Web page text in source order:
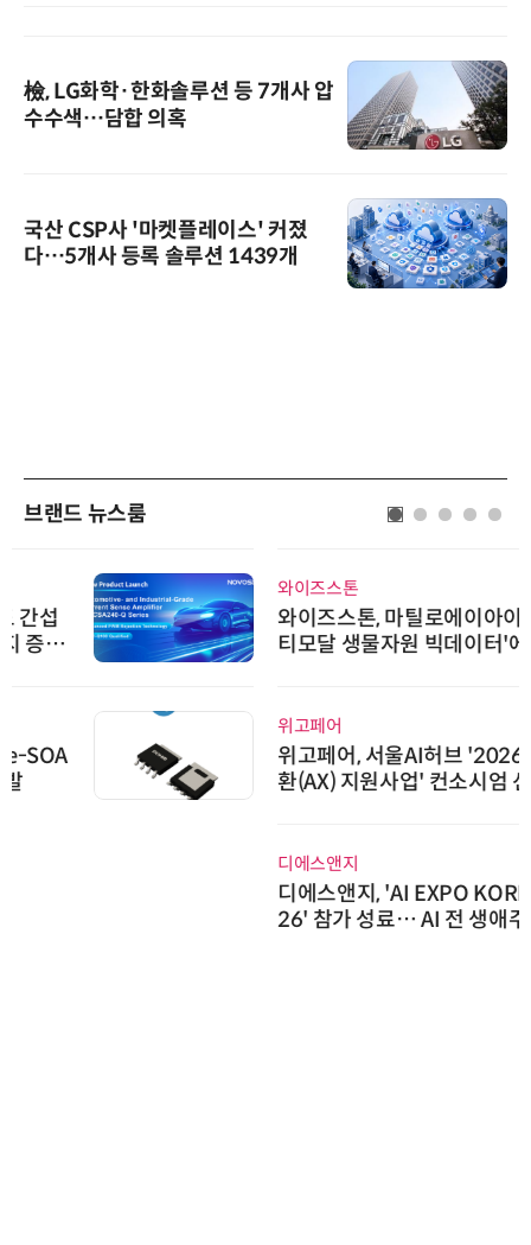
檢, LG화학·한화솔루션 등 7개사 압
수수색…담합 의혹
국산 CSP사 '마켓플레이스' 커졌
다…5개사 등록 솔루션 1439개
브랜드 뉴스룸
와이즈스톤
와이즈스톤, 마틸로에이아이의 '멀
티모달 생물자원 빅데이터'에 DQ
인증 최고 등급 수여
위고페어, 서울AI허브 '2026 AI 전
환(AX) 지원사업' 컨소시엄 선정
디에스앤지, 'AI EXPO KOREA 20
26' 참가 성료… AI 전 생애주기 아